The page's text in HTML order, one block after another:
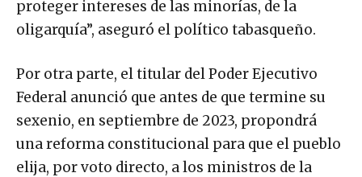
proteger intereses de las minorías, de la
oligarquía”, aseguró el político tabasqueño.
Por otra parte, el titular del Poder Ejecutivo
Federal anunció que antes de que termine su
sexenio, en septiembre de 2023, propondrá
una reforma constitucional para que el pueblo
elija, por voto directo, a los ministros de la